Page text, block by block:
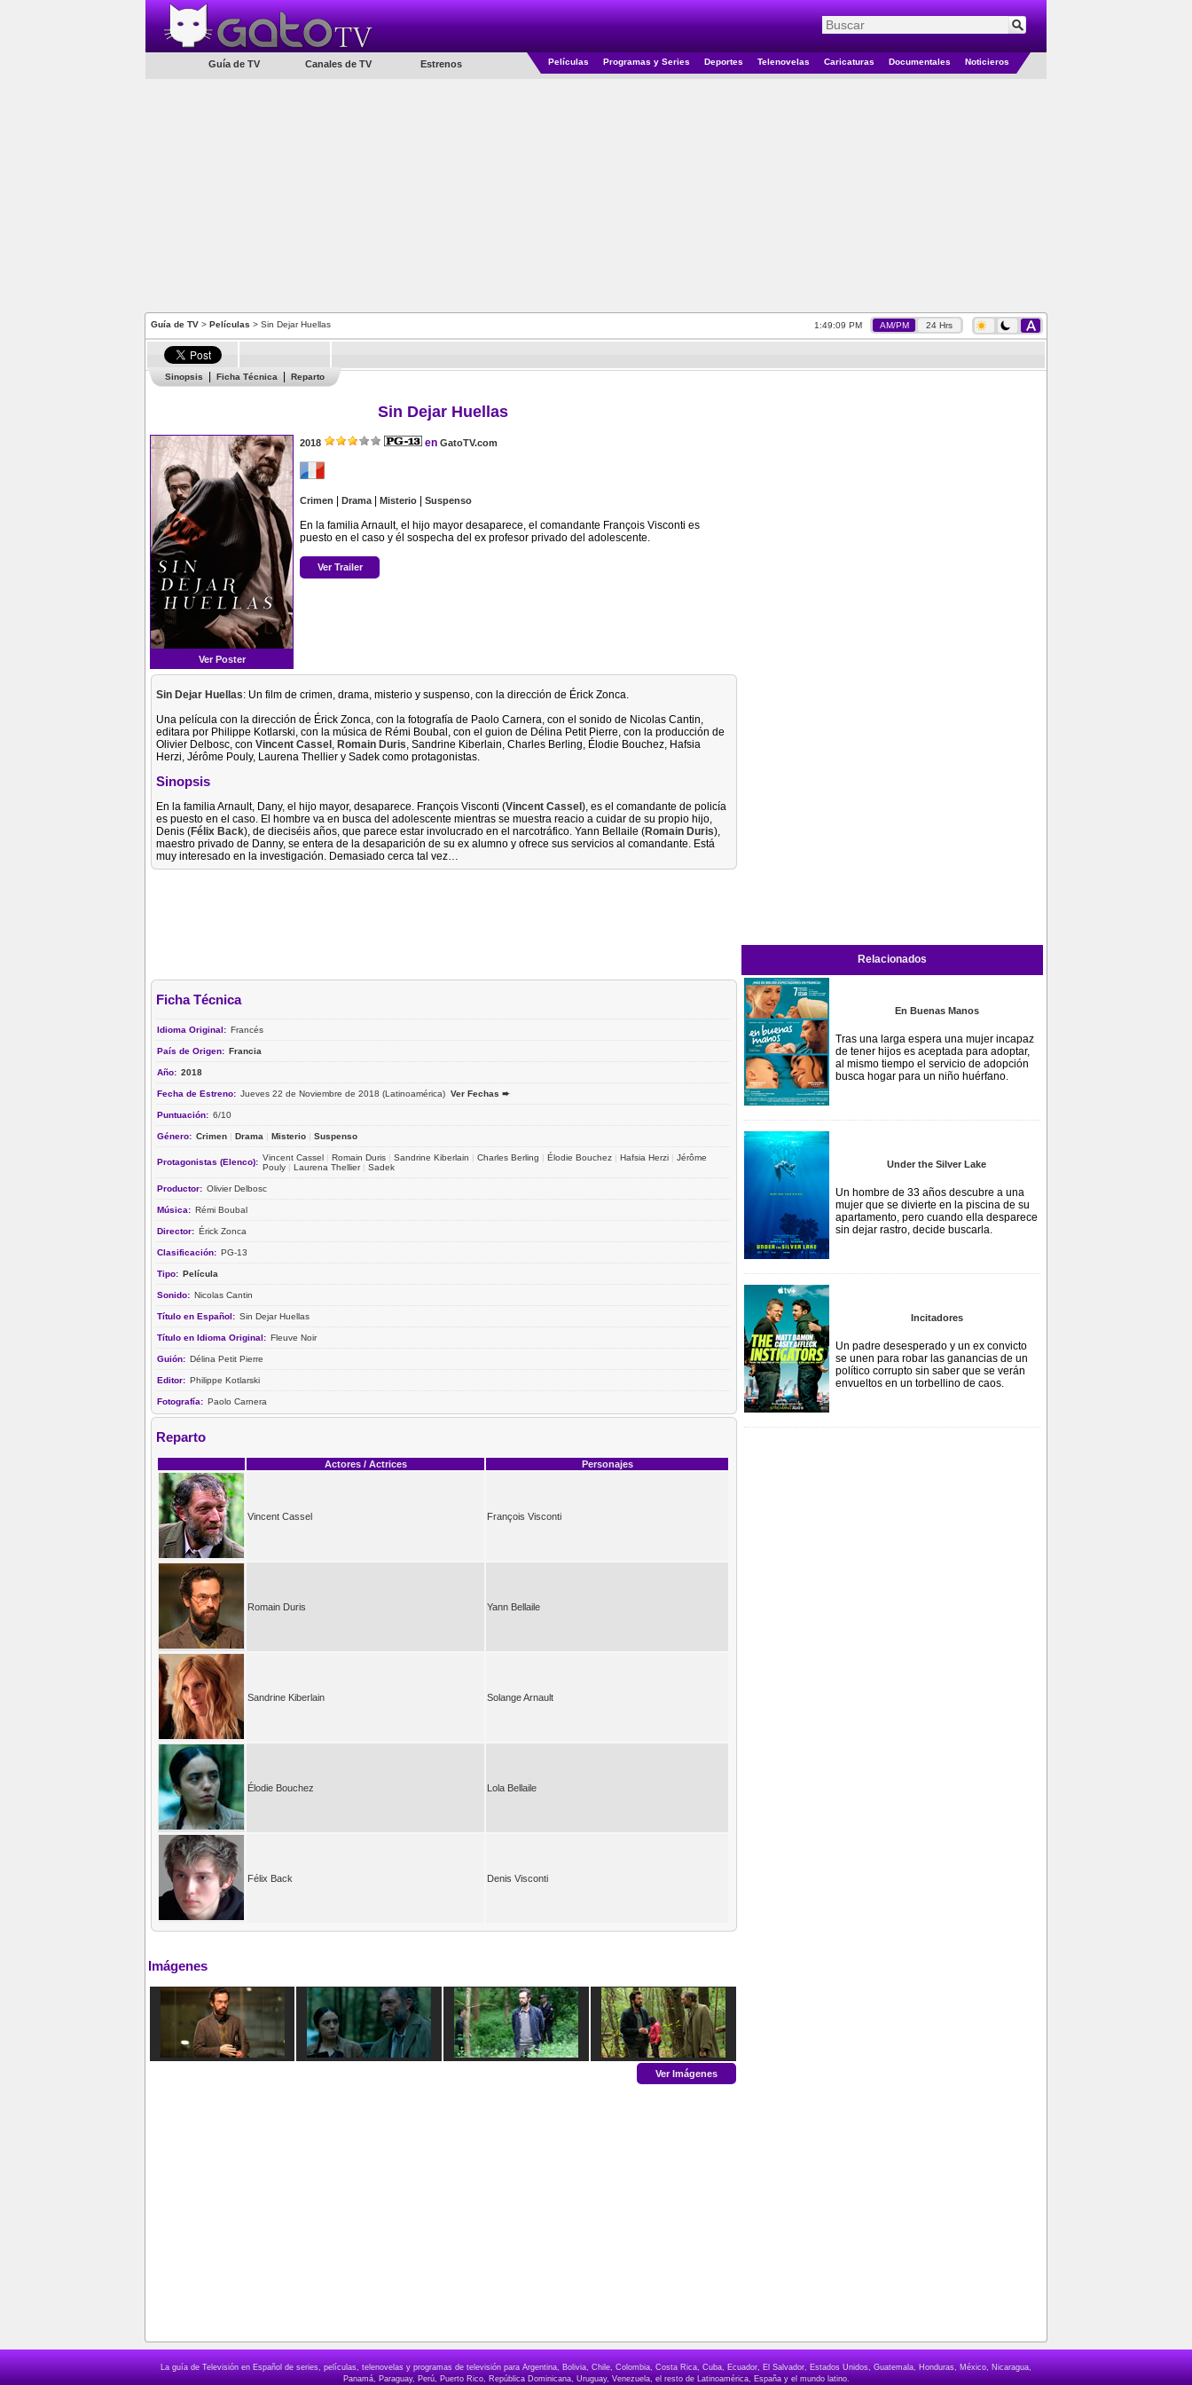
Guía de TV Canales de TV Estrenos Películas Programas y Series Deportes Telenovelas Caricaturas Documentales Noticieros
Guía de TV > Películas > Sin Dejar Huellas 1:49:10 PM AM/PM 24 Hrs
Sinopsis Ficha Técnica Reparto
Sin Dejar Huellas
Ver Poster
2018 en GatoTV.com
Crimen Drama| Misterio Suspenso
En la familia Arnault, el hijo mayor desaparece, el comandante François Visconti es
puesto en el caso y él sospecha del ex profesor privado del adolescente.
Ver Trailer
Sin Dejar Huellas: Un film de crimen, drama, misterio y suspenso, con la dirección de Érick Zonca.
Una película con la dirección de Érick Zonca, con la fotografía de Paolo Carnera, con el sonido de Nicolas Cantin,
editara por Philippe Kotlarski, con la música de Rémi Boubal, con el guion de Délina Petit Pierre, con la producción de
Olivier Delbosc, con Vincent Cassel , Romain Duris, Sandrine Kiberlain, Charles Berling, Élodie Bouchez, Hafsia
Herzi, Jérôme Pouly, Laurena Thellier y Sadek como protagonistas.
Sinopsis
En la familia Arnault, Dany, el hijo mayor, desaparece. François Visconti (Vincent Cassel), es el comandante de policía
es puesto en el caso. El hombre va en busca del adolescente mientras se muestra reacio a cuidar de su propio hijo,
Denis (Félix Back), de dieciséis años, que parece estar involucrado en el narcotráfico. Yann Bellaile (Romain Duris),
maestro privado de Danny, se entera de la desaparición de su ex alumno y ofrece sus servicios al comandante. Está
muy interesado en la investigación. Demasiado cerca tal vez…
Ficha Técnica
Idioma Original: Francés
País de Origen: Francia
Año: 2018
Fecha de Estreno: Jueves 22 de Noviembre de 2018 (Latinoamérica) Ver Fechas ➨
Puntuación: 6/10
Género: Crimen | Drama | Misterio | Suspenso
Protagonistas (Elenco): Vincent Cassel | Romain Duris | Sandrine Kiberlain | Charles Berling | Élodie Bouchez | Hafsia Herzi | Jérôme
Pouly | Laurena Thellier| Sadek
Productor: Olivier Delbosc
Música: Rémi Boubal
Director: Érick Zonca
Clasificación: PG-13
Tipo: Película
Sonido: Nicolas Cantin
Título en Español: Sin Dejar Huellas
Título en Idioma Original: Fleuve Noir
Guión: Délina Petit Pierre
Editor: Philippe Kotlarski
Fotografía: Paolo Carnera
Reparto
Actores / Actrices Personajes
Vincent Cassel François Visconti
Romain Duris Yann Bellaile
Sandrine Kiberlain Solange Arnault
Élodie Bouchez Lola Bellaile
Félix Back Denis Visconti
Imágenes
Ver Imágenes
Relacionados
En Buenas Manos
Tras una larga espera una mujer incapaz
de tener hijos es aceptada para adoptar,
al mismo tiempo el servicio de adopción
busca hogar para un niño huérfano.
Under the Silver Lake
Un hombre de 33 años descubre a una
mujer que se divierte en la piscina de su
apartamento, pero cuando ella desparece
sin dejar rastro, decide buscarla.
Incitadores
Un padre desesperado y un ex convicto
se unen para robar las ganancias de un
político corrupto sin saber que se verán
envueltos en un torbellino de caos.
La guía de Televisión en Español de series, películas, telenovelas y programas de televisión para Argentina, Bolivia, Chile, Colombia, Costa Rica, Cuba, Ecuador, El Salvador, Estados Unidos, Guatemala, Honduras, México, Nicaragua,
Panamá, Paraguay, Perú, Puerto Rico, República Dominicana, Uruguay, Venezuela, el resto de Latinoamérica, España y el mundo latino.